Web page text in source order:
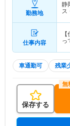
勤務地
静
ス
仕事内容
車通勤可 残業
保存する